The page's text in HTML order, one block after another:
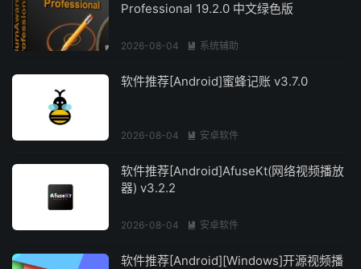
Professional 19.2.0 中文绿色版
2026-08-04  系统辅助
软件推荐[Android]蜜蜂记账 v3.7.0
2026-08-04  安卓软件
软件推荐[Android]AfuseKt(网络视频播放
器) v3.2.2
2026-08-04  安卓软件
软件推荐[Android][Windows]开源视频播